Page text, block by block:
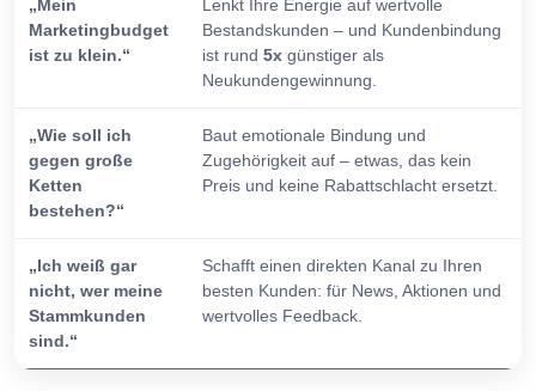
„Mein
Marketingbudget
ist zu klein.“
Lenkt Ihre Energie auf wertvolle
Bestandskunden – und Kundenbindung
ist rund 5x günstiger als
Neukundengewinnung.
„Wie soll ich
gegen große
Ketten
bestehen?“
Baut emotionale Bindung und
Zugehörigkeit auf – etwas, das kein
Preis und keine Rabattschlacht ersetzt.
„Ich weiß gar
nicht, wer meine
Stammkunden
sind.“
Schafft einen direkten Kanal zu Ihren
besten Kunden: für News, Aktionen und
wertvolles Feedback.